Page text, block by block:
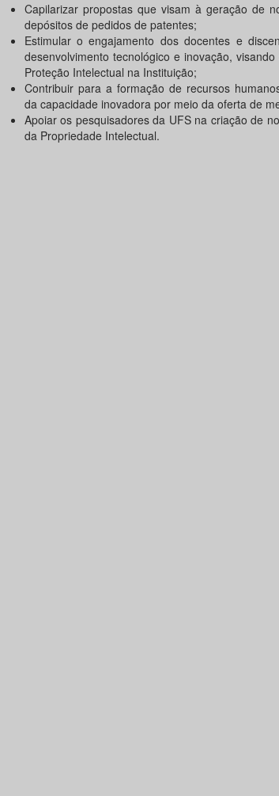
Capilarizar propostas que visam à geração de
depósitos de pedidos de patentes;
Estimular o engajamento dos docentes e
desenvolvimento tecnológico e inovação,
Proteção Intelectual na Instituição;
Contribuir para a formação de recursos
da capacidade inovadora por meio da oferta de
Apoiar os pesquisadores da UFS na criação de
da Propriedade Intelectual.